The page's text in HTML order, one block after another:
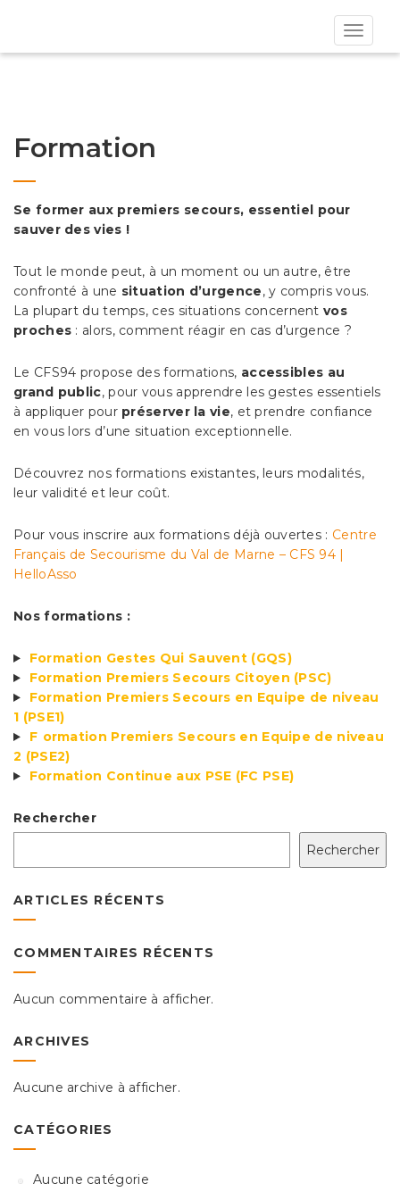
Toggle
Formation
Se former aux premiers secours, essentiel pour
sauver des vies !
Tout le monde peut, à un moment ou un autre, être
confronté à une situation d’urgence, y compris vous.
La plupart du temps, ces situations concernentvos
proches : alors, comment réagir en cas d’urgence ?
Le CFS94 propose des formations, accessibles au
grand public, pour vous apprendre les gestes essentiels
à appliquer pour préserver la vie, et prendre confiance
en vous lors d’une situation exceptionnelle.
Découvrez nos formations existantes, leurs modalités,
leur validité et leur coût.
Pour vous inscrire aux formations déjà ouvertes : Centre
Français de Secourisme du Val de Marne – CFS 94 |
HelloAsso
Nos formations :
Formation Gestes Qui Sauvent (GQS)
Formation Premiers Secours Citoyen (PSC)
Formation Premiers Secours en Equipe de niveau
1 (PSE1)
F ormation Premiers Secours en Equipe de niveau
2 (PSE2)
Formation Continue aux PSE (FC PSE)
Rechercher
Rechercher
ARTICLES RÉCENTS
COMMENTAIRES RÉCENTS
Aucun commentaire à afficher.
ARCHIVES
Aucune archive à afficher.
CATÉGORIES
Aucune catégorie